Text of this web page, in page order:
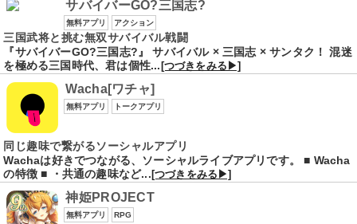
サバイバーGO?三国志?
無料アプリ アクション
三国武将と挑む無双サバイバル戦闘
『サバイバーGO?三国志?』 サバイバル × 三国志 × サンタク！ 混迷
を極める三国時代、君は個性... [つづきをみる▶]
Wacha[ワチャ]
無料アプリ トークアプリ
同じ趣味で繋がるソーシャルアプリ
Wachaは好きでつながる、ソーシャルライブアプリです。 ■ Wacha
の特徴 ■ ・共通の趣味など... [つづきをみる▶]
神姫PROJECT
無料アプリ RPG